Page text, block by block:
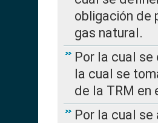
obligación de
gas natural.
Por la cual se
la cual se
de la TRM en
Por la cual